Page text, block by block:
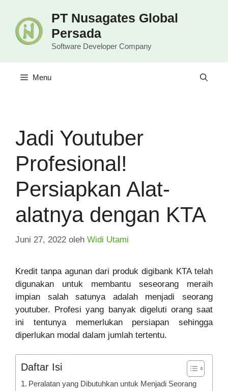
PT Nusagates Global
Persada
Software Developer Company
Menu
Jadi Youtuber
Profesional!
Persiapkan Alat-
alatnya dengan KTA
Juni 27, 2022 oleh Widi Utami
Kredit tanpa agunan dari produk digibank KTA telah
digunakan untuk membantu seseorang meraih
impian salah satunya adalah menjadi seorang
youtuber. Profesi yang banyak digeluti orang saat
ini tentunya memerlukan persiapan sehingga
diperlukan modal dalam jumlah tertentu.
Daftar Isi
Peralatan yang Dibutuhkan untuk Menjadi Seorang